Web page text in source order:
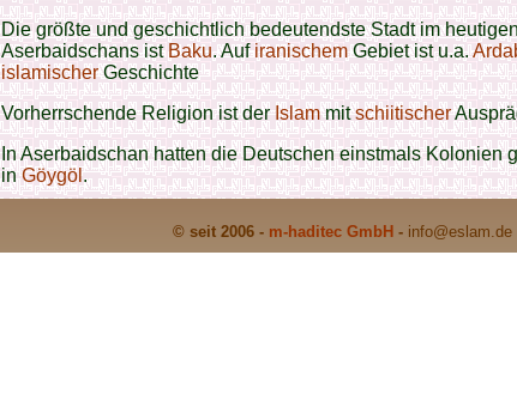
Die größte und geschichtlich bedeutendste Stadt im
Aserbaidschans istBaku. AufiranischemGebiet ist u.a.
islamischerGeschichte
Vorherrschende Religion ist derIslammitschiitischer
In Aserbaidschan hatten die Deutschen einstmals Kolonien
inGöygöl.
© seit 2006 - m-haditec GmbH - info@eslam.de